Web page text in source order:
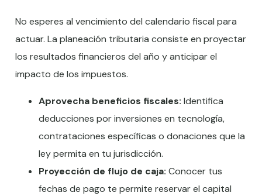
No esperes al vencimiento del calendario fiscal para
actuar. La planeación tributaria consiste en proyectar
los resultados financieros del año y anticipar el
impacto de los impuestos.
Aprovecha beneficios fiscales: Identifica
deducciones por inversiones en tecnología,
contrataciones específicas o donaciones que la
ley permita en tu jurisdicción.
Proyección de flujo de caja: Conocer tus
fechas de pago te permite reservar el capital